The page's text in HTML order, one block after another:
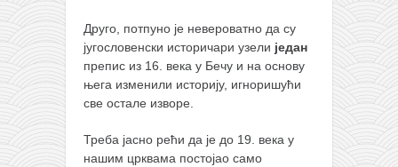
Друго, потпуно је невероватно да су
југословенски историчари узели један
препис из 16. века у Бечу и на основу
њега изменили историју, игноришући
све остале изворе.
Треба јасно рећи да је до 19. века у
нашим црквама постојао само